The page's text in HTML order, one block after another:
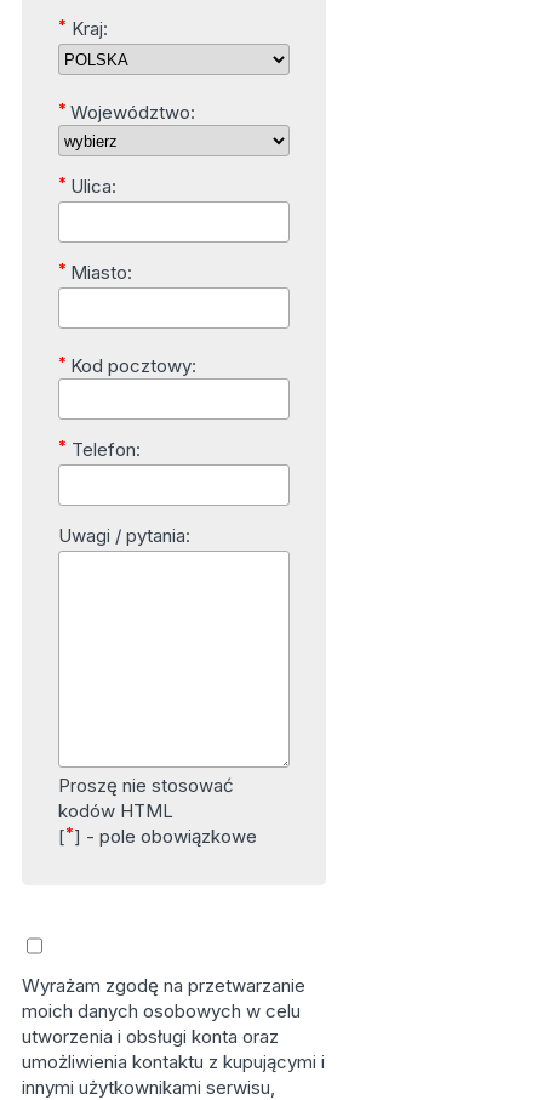
* Kraj:
* Województwo:
* Ulica:
* Miasto:
* Kod pocztowy:
* Telefon:
Uwagi / pytania:
Proszę nie stosować
kodów HTML
[*] - pole obowiązkowe
Wyrażam zgodę na przetwarzanie
moich danych osobowych w celu
utworzenia i obsługi konta oraz
umożliwienia kontaktu z kupującymi i
innymi użytkownikami serwisu,